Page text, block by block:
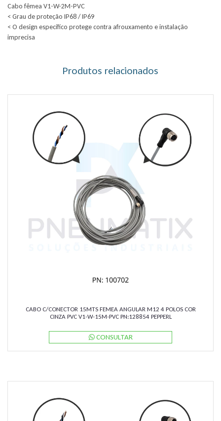
Cabo fêmea V1-W-2M-PVC
< Grau de proteção IP68 / IP69
< O design específico protege contra afrouxamento e instalação
imprecisa
Produtos relacionados
CABO C/CONECTOR 15MTS FEMEA ANGULAR M12 4 POLOS COR
CINZA PVC V1-W-15M-PVC PN:128854 PEPPERL
CONSULTAR